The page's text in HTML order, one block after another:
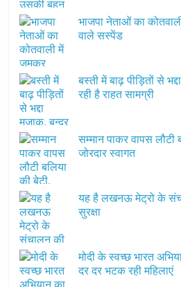
भाजपा नेताओं का
वाले सस्पेंड
बस्ती में बाढ़ पीड़ितों से
रही है राहत सामग्री
सम्मान पाकर वापस लौटी
जोरदार स्वागत
यह है लखनऊ मेट्रो के
सुरक्षा
मोदी के स्वच्छ भारत
दर दर भटक रही महिलाएं